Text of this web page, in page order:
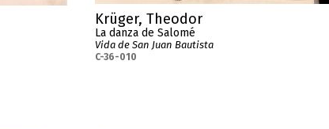
Krüger, Theodor
La danza de Salomé
Vida de San Juan Bautista
C-36-010